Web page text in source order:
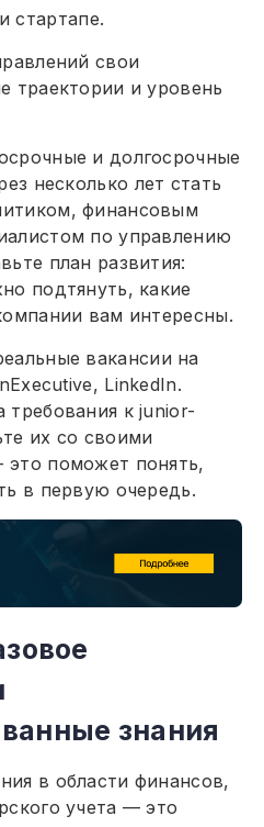
стартапе.
свои
траектории и уровень
и долгосрочные
несколько лет стать
финансовым
по управлению
план развития:
подтянуть, какие
вам интересны.
вакансии на
LinkedIn.
требования к junior-
их со своими
поможет понять,
в первую очередь.
знания
в области финансов,
учета — это